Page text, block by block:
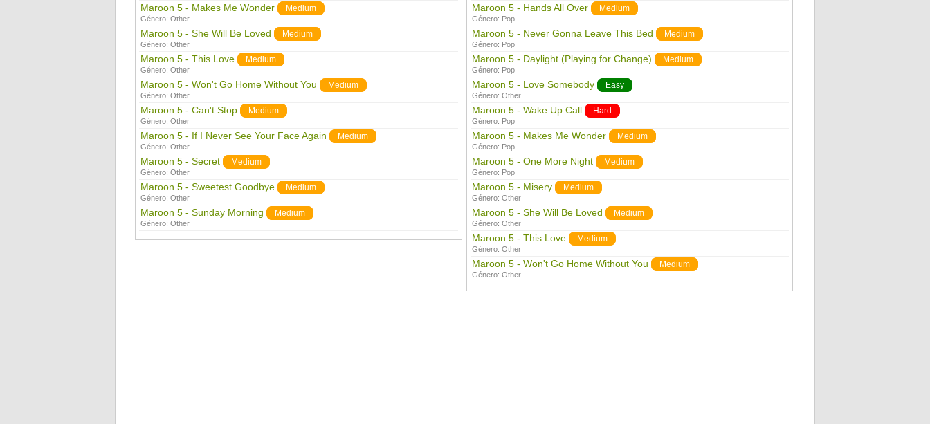
Maroon 5 - Makes Me Wonder Medium
Género: Other
Maroon 5 - She Will Be Loved Medium
Género: Other
Maroon 5 - This Love Medium
Género: Other
Maroon 5 - Won't Go Home Without You Medium
Género: Other
Maroon 5 - Can't Stop Medium
Género: Other
Maroon 5 - If I Never See Your Face Again Medium
Género: Other
Maroon 5 - Secret Medium
Género: Other
Maroon 5 - Sweetest Goodbye Medium
Género: Other
Maroon 5 - Sunday Morning Medium
Género: Other
Maroon 5 - Hands All Over Medium
Género: Pop
Maroon 5 - Never Gonna Leave This Bed Medium
Género: Pop
Maroon 5 - Daylight (Playing for Change) Medium
Género: Pop
Maroon 5 - Love Somebody Easy
Género: Other
Maroon 5 - Wake Up Call Hard
Género: Pop
Maroon 5 - Makes Me Wonder Medium
Género: Pop
Maroon 5 - One More Night Medium
Género: Pop
Maroon 5 - Misery Medium
Género: Other
Maroon 5 - She Will Be Loved Medium
Género: Other
Maroon 5 - This Love Medium
Género: Other
Maroon 5 - Won't Go Home Without You Medium
Género: Other